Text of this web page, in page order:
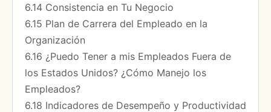
6.14 Consistencia en Tu Negocio
6.15 Plan de Carrera del Empleado en la
Organización
6.16 ¿Puedo Tener a mis Empleados Fuera de
los Estados Unidos? ¿Cómo Manejo los
Empleados?
6.18 Indicadores de Desempeño y Productividad